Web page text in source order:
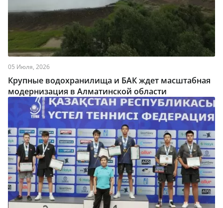
05 Июля, 2026
Крупные водохранилища и БАК ждет масштабная
модернизация в Алматинской области